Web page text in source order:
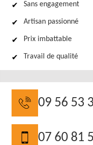
Sans engagement
Artisan passionné
Prix imbattable
Travail de qualité
09 56 53
07 60 81